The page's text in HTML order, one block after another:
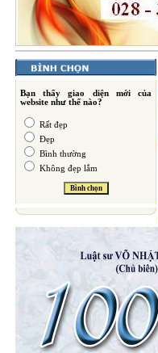
Bạn thấy giao diện mới của
website như thế nào?
Rất đẹp
Đẹp
Bình thường
Không đẹp lắm